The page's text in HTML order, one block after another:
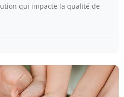
qui impacte la qualité de